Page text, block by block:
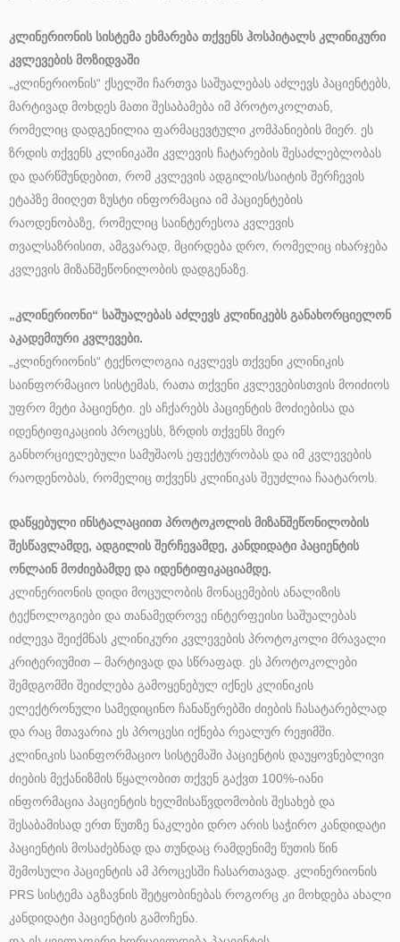
კლინერიონის სისტემა ეხმარება თქვენს ჰოსპიტალს კლინიკური
კვლევების მოზიდვაში
„კლინერიონის“ ქსელში ჩართვა საშუალებას აძლევს პაციენტებს,
მარტივად მოხდეს მათი შესაბამება იმ პროტოკოლთან,
რომელიც დადგენილია ფარმაცევტული კომპანიების მიერ. ეს
ზრდის თქვენს კლინიკაში კვლევის ჩატარების შესაძლებლობას
და დარწმუნდებით, რომ კვლევის ადგილის/საიტის შერჩევის
ეტაპზე მიიღეთ ზუსტი ინფორმაცია იმ პაციენტების
რაოდენობაზე, რომელიც საინტერესოა კვლევის
თვალსაზრისით, ამგვარად, მცირდება დრო, რომელიც იხარჯება
კვლევის მიზანშეწონილობის დადგენაზე.
„კლინერიონი“ საშუალებას აძლევს კლინიკებს განახორციელონ
აკადემიური კვლევები.
„კლინერიონის“ ტექნოლოგია იკვლევს თქვენი კლინიკის
საინფორმაციო სისტემას, რათა თქვენი კვლევებისთვის მოიძიოს
უფრო მეტი პაციენტი. ეს აჩქარებს პაციენტის მოძიებისა და
იდენტიფიკაციის პროცესს, ზრდის თქვენს მიერ
განხორციელებული სამუშაოს ეფექტურობას და იმ კვლევების
რაოდენობას, რომელიც თქვენს კლინიკას შეუძლია ჩაატაროს.
დაწყებული ინსტალაციით პროტოკოლის მიზანშეწონილობის
შესწავლამდე, ადგილის შერჩევამდე, კანდიდატი პაციენტის
ონლაინ მოძიებამდე და იდენტიფიკაციამდე.
კლინერიონის დიდი მოცულობის მონაცემების ანალიზის
ტექნოლოგიები და თანამედროვე ინტერფეისი საშუალებას
იძლევა შეიქმნას კლინიკური კვლევების პროტოკოლი მრავალი
კრიტერიუმით – მარტივად და სწრაფად. ეს პროტოკოლები
შემდგომში შეიძლება გამოყენებულ იქნეს კლინიკის
ელექტრონული სამედიცინო ჩანაწერებში ძიების ჩასატარებლად
და რაც მთავარია ეს პროცესი იქნება რეალურ რეჟიმში.
კლინიკის საინფორმაციო სისტემაში პაციენტის დაუყოვნებლივი
ძიების მექანიზმის წყალობით თქვენ გაქვთ 100%-იანი
ინფორმაცია პაციენტის ხელმისაწვდომობის შესახებ და
შესაბამისად ერთ წუთზე ნაკლები დრო არის საჭირო კანდიდატი
პაციენტის მოსაძებნად და თუნდაც რამდენიმე წუთის წინ
შემოსული პაციენტის ამ პროცესში ჩასართავად. კლინერიონის
PRS სისტემა აგზავნის შეტყობინებას როგორც კი მოხდება ახალი
კანდიდატი პაციენტის გამოჩენა.